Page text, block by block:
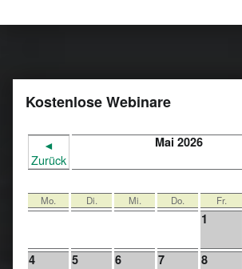
Kostenlose Webinare
◄
Zurück
Mai 2026
Mo. Di. Mi. Do. Fr.
1
4 5 6 7 8